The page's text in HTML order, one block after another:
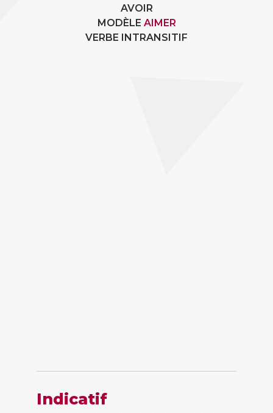
AVOIR
MODÈLE AIMER
VERBE INTRANSITIF
Indicatif